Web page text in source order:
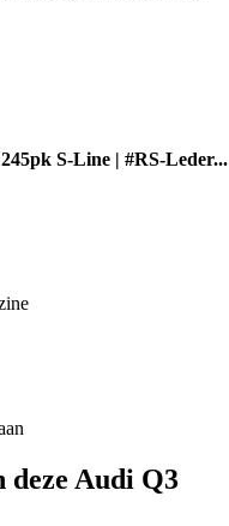
S-Line | #RS-Leder...
deze Audi Q3